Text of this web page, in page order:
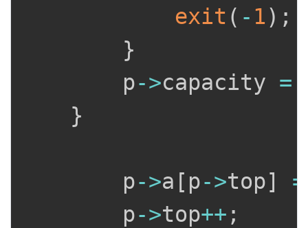
exit ( - 1) ;
}
		p
->capacity =
}
		p
->a [ p->top] =
		p
->top++ ;